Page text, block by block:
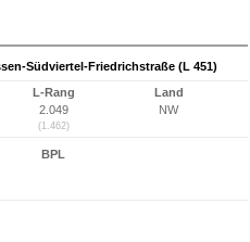
Südviertel-Friedrichstraße (L 451)
L-Rang
2.049
(1.462)
Land
NW
BPL